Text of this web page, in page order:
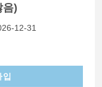
음)
12-31